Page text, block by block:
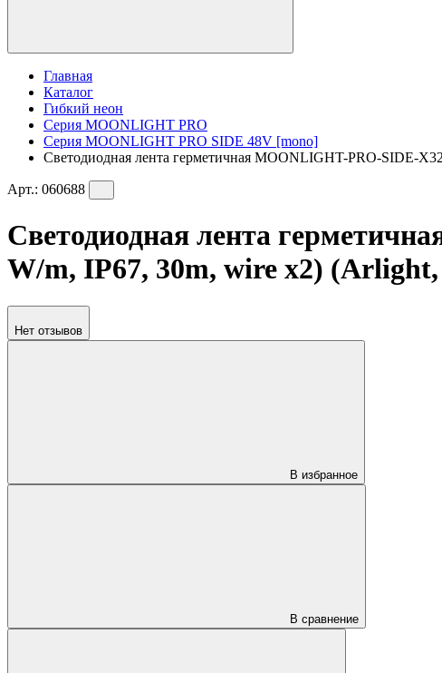
Главная
Каталог
Гибкий неон
Серия MOONLIGHT PRO
Серия MOONLIGHT PRO SIDE 48V [mono]
Светодиодная лента герметичная MOONLIGHT-PRO-SIDE-
Арт.: 060688
Светодиодная лента
W/m, IP67, 30m, wire x2)
Нет отзывов
В избранное
В сравнение